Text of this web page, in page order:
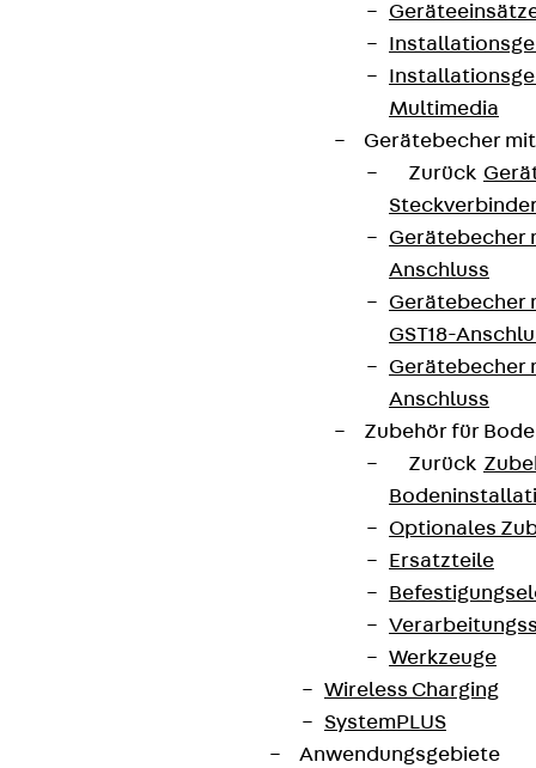
Multimedia
Gerätebecher
Zurück
Gerätebecher
Anschluss
Gerätebecher
GST18-
Gerätebecher
Anschluss
Zubehör für
Zurück
Optionales
Ersatzteile
Werkzeuge
Wireless Charging
SystemPLUS
Anwendungsgebiete